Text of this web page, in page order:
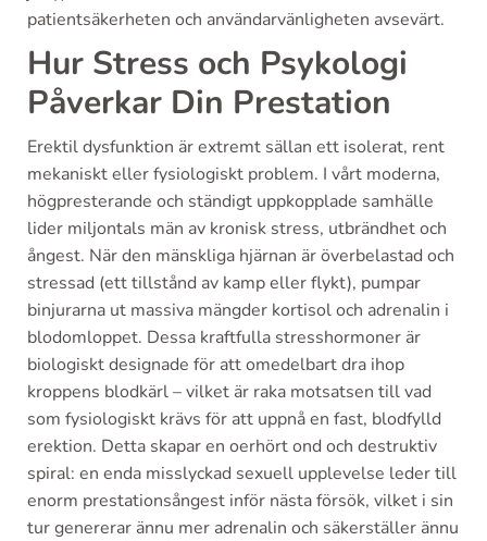
patientsäkerheten och användarvänligheten avsevärt.
Hur Stress och Psykologi
Påverkar Din Prestation
Erektil dysfunktion är extremt sällan ett isolerat, rent
mekaniskt eller fysiologiskt problem. I vårt moderna,
högpresterande och ständigt uppkopplade samhälle
lider miljontals män av kronisk stress, utbrändhet och
ångest. När den mänskliga hjärnan är överbelastad och
stressad (ett tillstånd av kamp eller flykt), pumpar
binjurarna ut massiva mängder kortisol och adrenalin i
blodomloppet. Dessa kraftfulla stresshormoner är
biologiskt designade för att omedelbart dra ihop
kroppens blodkärl – vilket är raka motsatsen till vad
som fysiologiskt krävs för att uppnå en fast, blodfylld
erektion. Detta skapar en oerhört ond och destruktiv
spiral: en enda misslyckad sexuell upplevelse leder till
enorm prestationsångest inför nästa försök, vilket i sin
tur genererar ännu mer adrenalin och säkerställer ännu